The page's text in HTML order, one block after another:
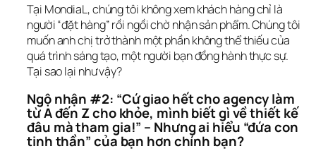
Tại MondiaL, chúng tôi không xem khách hàng chỉ là
người “đặt hàng” rồi ngồi chờ nhận sản phẩm. Chúng tôi
muốn anh chị trở thành một phần không thể thiếu của
quá trình sáng tạo, một người bạn đồng hành thực sự.
Tại sao lại như vậy?
Ngộ nhận #2: “Cứ giao hết cho agency làm
từ A đến Z cho khỏe, mình biết gì về thiết kế
đâu mà tham gia!” – Nhưng ai hiểu “đứa con
tinh thần” của bạn hơn chính bạn?